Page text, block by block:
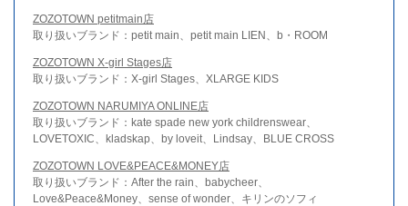
ZOZOTOWN petitmain店
取り扱いブランド：petit main、petit main LIEN、b・ROOM
ZOZOTOWN X-girl Stages店
取り扱いブランド：X-girl Stages、XLARGE KIDS
ZOZOTOWN NARUMIYA ONLINE店
取り扱いブランド：kate spade new york childrenswear、
LOVETOXIC、kladskap、by loveit、Lindsay、BLUE CROSS
ZOZOTOWN LOVE&PEACE&MONEY店
取り扱いブランド：After the rain、babycheer、
Love&Peace&Money、sense of wonder、キリンのソフィ